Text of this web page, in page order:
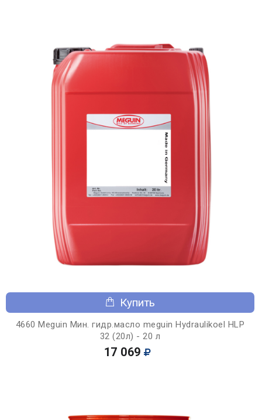
Купить
4660 Meguin Мин. гидр.масло meguin Hydraulikoel HLP
32 (20л) - 20 л
17 069